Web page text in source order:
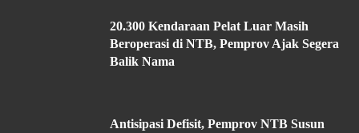
20.300 Kendaraan Pelat Luar Masih
Beroperasi di NTB, Pemprov Ajak Segera
Balik Nama
Antisipasi Defisit, Pemprov NTB Susun